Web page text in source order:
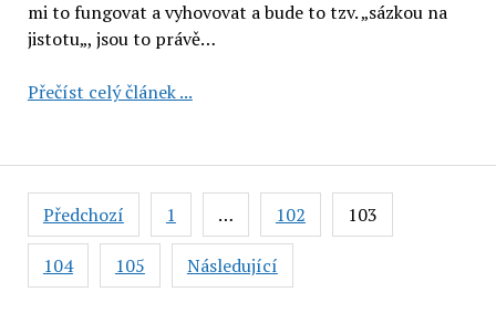
mi to fungovat a vyhovovat a bude to tzv. „sázkou na
jistotu„, jsou to právě…
Přečíst celý článek ...Urtekram:
hydratační
šampon
Aloe
Vera,
Stránkování
příspěvků
Předchozí 1 … 102 103
104 105 Následující